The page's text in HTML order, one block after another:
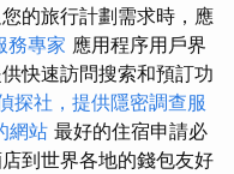
的旅行計劃需求時，應
務專家 應用程序用戶界
快速訪問搜索和預訂功
探社，提供隱密調查服
網站 最好的住宿申請必
到世界各地的錢包友好